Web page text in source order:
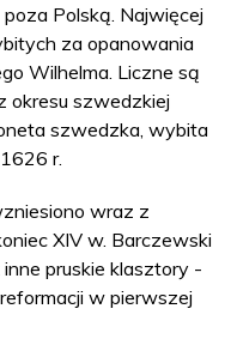
Polską. Najwięcej
za opanowania
Wilhelma. Liczne są
okresu szwedzkiej
szwedzka, wybita
r.
wraz z
XIV w. Barczewski
pruskie klasztory -
w pierwszej